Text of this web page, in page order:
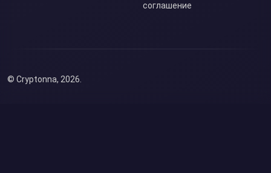
соглашение
© Cryptonna, 2026.